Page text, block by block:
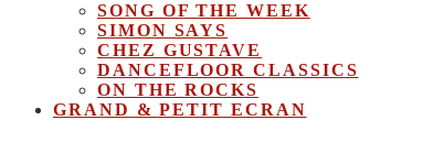
SONG OF THE WEEK
SIMON SAYS
CHEZ GUSTAVE
DANCEFLOOR CLASSICS
ON THE ROCKS
GRAND & PETIT ECRAN